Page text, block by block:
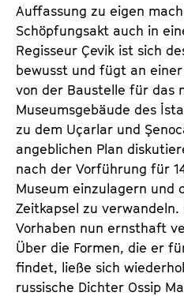
Auffassung zu eigen
Schöpfungsakt auch in
Regisseur Çevik ist sich
bewusst und fügt an
von der Baustelle für das
Museumsgebäude des
zu dem Uçarlar und
angeblichen Plan
nach der Vorführung für
Museum einzulagern und
Zeitkapsel zu verwandeln.
Vorhaben nun ernsthaft
Über die Formen, die er
findet, ließe sich
russische Dichter Ossip